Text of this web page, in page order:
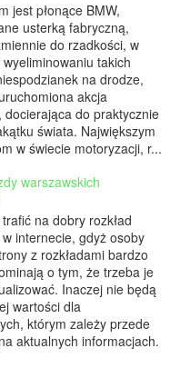
jest płonące BMW,
usterką fabryczną,
do rzadkości, w
wyeliminowaniu takich
na drodze,
akcja
docierająca do praktycznie
świata. Największym
w świecie motoryzacji, r...
warszawskich
na dobry rozkład
internecie, gdyż osoby
z rozkładami bardzo
o tym, że trzeba je
Inaczej nie będą
wartości dla
którym zależy przede
aktualnych informacjach.